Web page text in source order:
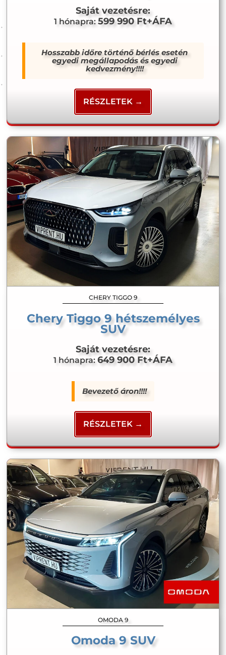
Saját vezetésre:
1 hónapra: 599 990 Ft+ÁFA
Hosszabb időre történő bérlés esetén
egyedi megállapodás és egyedi
kedvezmény!!!!
RÉSZLETEK →
CHERY TIGGO 9
Chery Tiggo 9 hétszemélyes
SUV
Saját vezetésre:
1 hónapra: 649 900 Ft+ÁFA
Bevezető áron!!!!
RÉSZLETEK →
OMODA 9
Omoda 9 SUV